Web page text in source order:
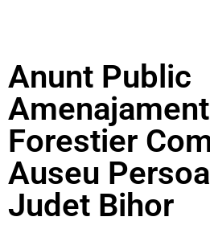
Anunt Public
Forestier
Auseu
Judet Bihor